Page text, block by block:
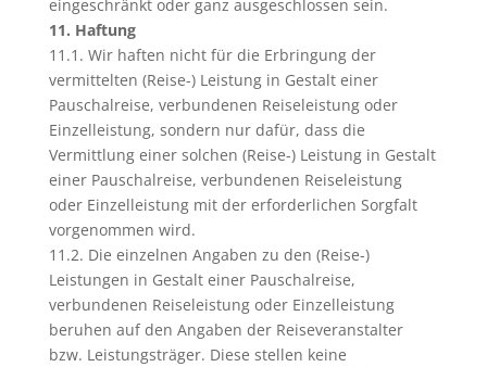
eingeschränkt oder ganz ausgeschlossen sein.
11. Haftung
11.1. Wir haften nicht für die Erbringung der
vermittelten (Reise-) Leistung in Gestalt einer
Pauschalreise, verbundenen Reiseleistung oder
Einzelleistung, sondern nur dafür, dass die
Vermittlung einer solchen (Reise-) Leistung in Gestalt
einer Pauschalreise, verbundenen Reiseleistung
oder Einzelleistung mit der erforderlichen Sorgfalt
vorgenommen wird.
11.2. Die einzelnen Angaben zu den (Reise-)
Leistungen in Gestalt einer Pauschalreise,
verbundenen Reiseleistung oder Einzelleistung
beruhen auf den Angaben der Reiseveranstalter
bzw. Leistungsträger. Diese stellen keine